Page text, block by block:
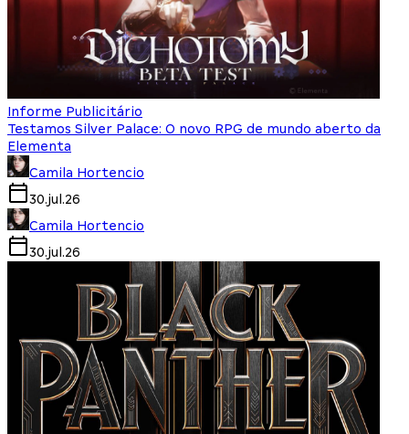
Informe Publicitário
Testamos Silver Palace: O novo RPG de mundo aberto da
Elementa
Camila Hortencio
30.jul.26
Camila Hortencio
30.jul.26